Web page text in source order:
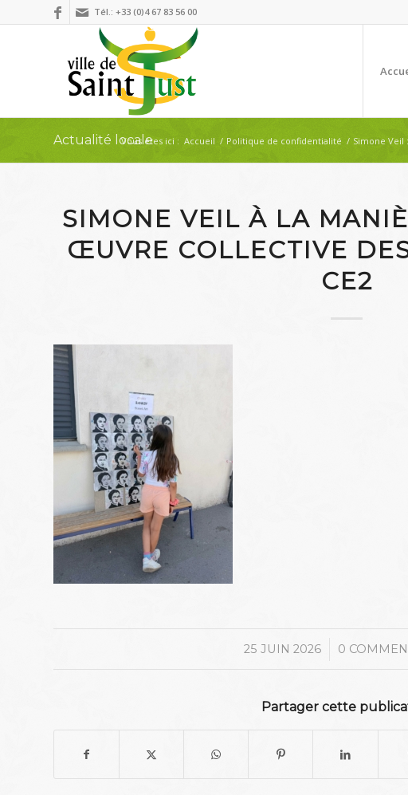
Tél.: +33 (0)4 67 83 56 00
Actualité locale
Vous êtes ici : Accueil / Politique de confidentialité / Simone
SIMONE VEIL À LA
ŒUVRE COLLECTIVE
CE2
25 JUIN 2026
/ 0
Partager cette